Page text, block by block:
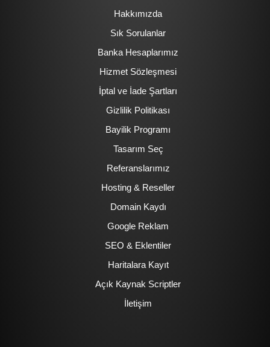
Hakkımızda
Sık Sorulanlar
Banka Hesaplarımız
Hizmet Sözleşmesi
İptal ve İade Şartları
Gizlilik Politikası
Bayilik Programı
Tasarım Seç
Referanslarımız
Hosting & Reseller
Domain Kaydı
Google Reklam
SEO & Eklentiler
Haritalara Kayıt
Açık Kaynak Scriptler
İletişim